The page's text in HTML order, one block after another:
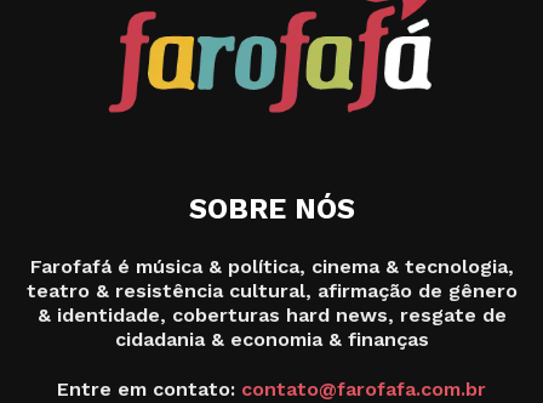
SOBRE NÓS
Farofafá é música & política, cinema & tecnologia,
teatro & resistência cultural, afirmação de gênero
& identidade, coberturas hard news, resgate de
cidadania & economia & finanças
Entre em contato: contato@farofafa.com.br